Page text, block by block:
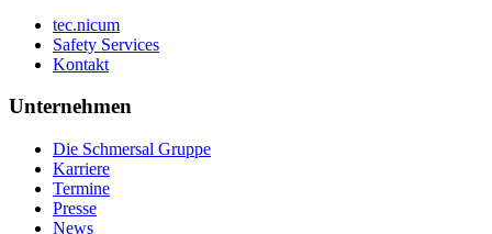
tec.nicum
Safety Services
Kontakt
Unternehmen
Die Schmersal Gruppe
Karriere
Termine
Presse
News